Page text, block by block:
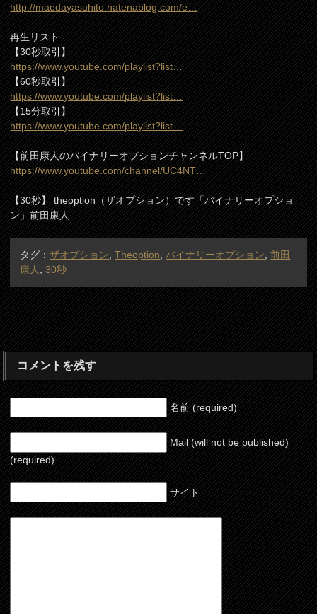
http://maedayasuhito.hatenablog.com/e…
再生リスト
【30秒取引】
https://www.youtube.com/playlist?list…
【60秒取引】
https://www.youtube.com/playlist?list…
【15分取引】
https://www.youtube.com/playlist?list…
【前田康人のバイナリーオプションチャンネルTOP】
https://www.youtube.com/channel/UC4NT…
【30秒】 theoption（ザオプション）です「バイナリーオプショ
ン」前田康人
タグ：ザオプション ,Theoption バイナリーオプション ,前田
康人
,30秒
コメントを残す
名前 (required)
Mail (will not be published)
(required)
サイト